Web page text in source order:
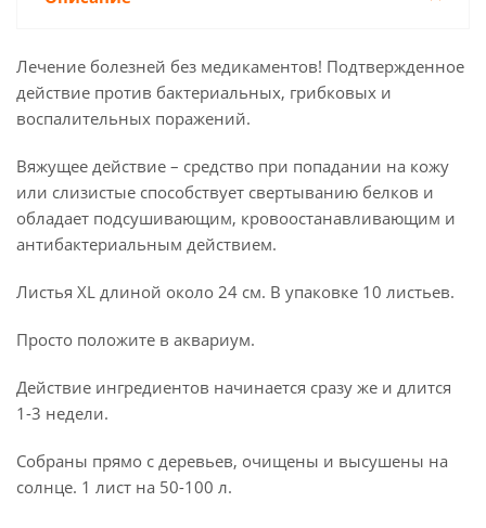
Лечение болезней без медикаментов! Подтвержденное
действие против бактериальных, грибковых и
воспалительных поражений.
Вяжущее действие – средство при попадании на кожу
или слизистые способствует свертыванию белков и
обладает подсушивающим, кровоостанавливающим и
антибактериальным действием.
Листья XL длиной около 24 см. В упаковке 10 листьев.
Просто положите в аквариум.
Действие ингредиентов начинается сразу же и длится
1-3 недели.
Собраны прямо с деревьев, очищены и высушены на
солнце. 1 лист на 50-100 л.